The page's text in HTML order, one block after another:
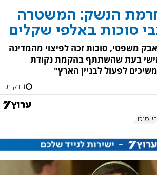
הנשק: המשטרה
סוכות באלפי שקלים
משפטי, סוכות זכה לפיצוי מהמדינה
בעת שהשתתף בהקמת נקודת
לפעול לבניין הארץ"
1 דקות
סוכות